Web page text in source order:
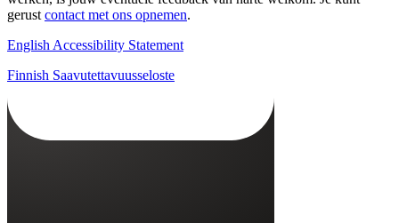
gerust contact met ons opnemen.
English Accessibility Statement
Finnish Saavutettavuusseloste